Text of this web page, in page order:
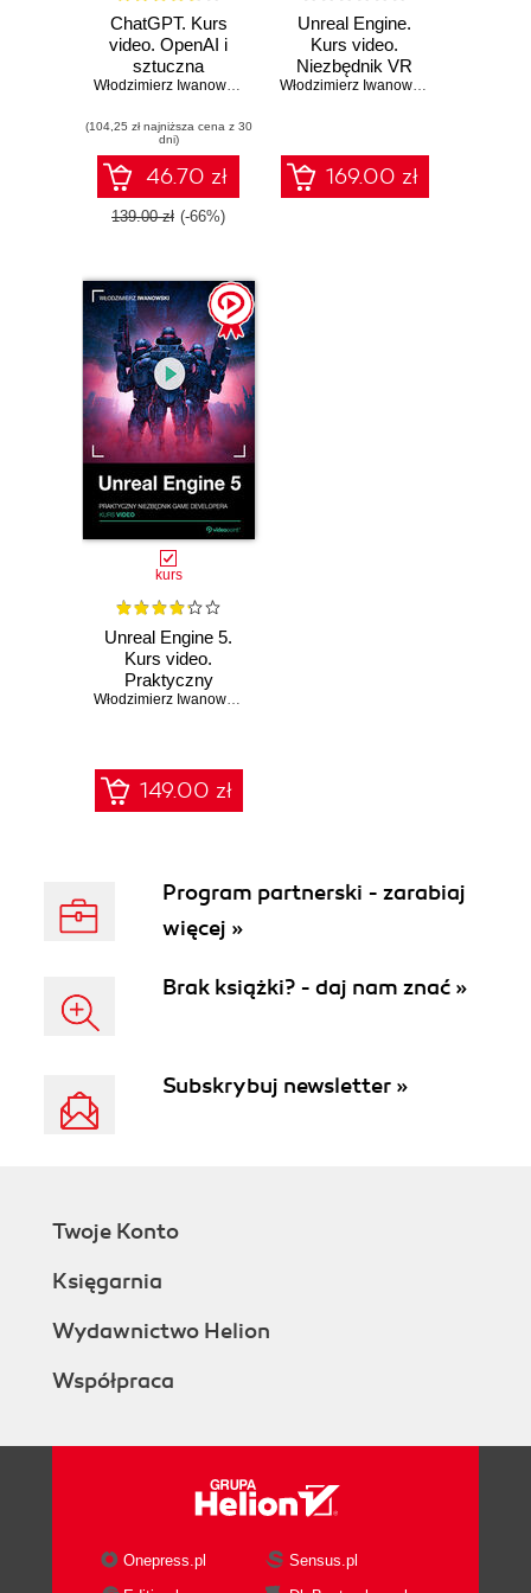
ChatGPT. Kurs
video. OpenAI i
sztuczna
inteligencja w Włodzimierz Iwanowski
(104,25 zł najniższa cena z 30
dni)
46.70 zł
139.00 zł (-66%)
Unreal Engine.
Kurs video.
Niezbędnik VR
developera
Włodzimierz Iwanowski
169.00 zł
kurs
Unreal Engine 5.
Kurs video.
Praktyczny
niezbędnik gameWłodzimierz Iwanowski
149.00 zł
Program partnerski - zarabiaj
więcej »
Brak książki? - daj nam znać »
Subskrybuj newsletter »
Twoje Konto
Księgarnia
Wydawnictwo Helion
Współpraca
Onepress.pl
Sensus.pl